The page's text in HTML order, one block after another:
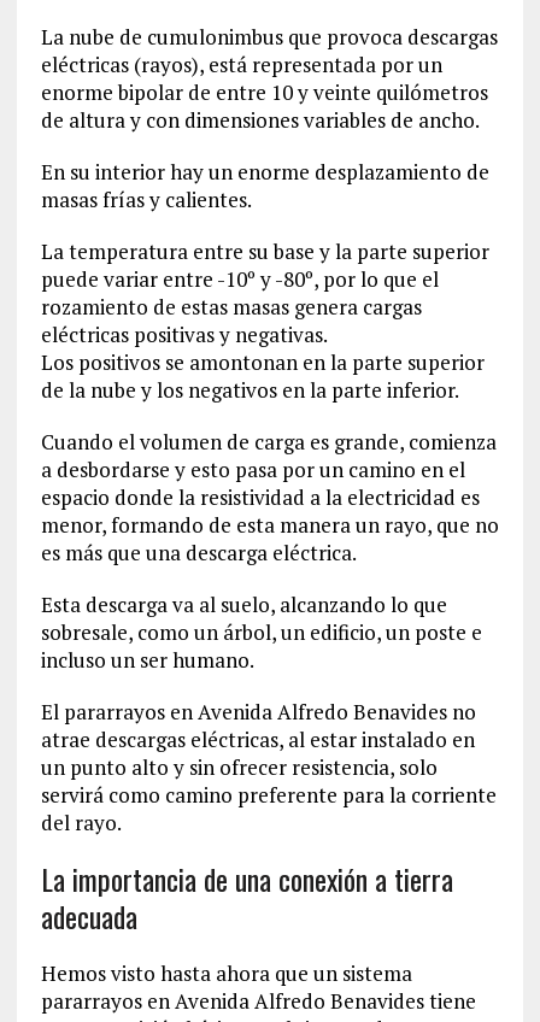
La nube de cumulonimbus que provoca descargas
eléctricas (rayos), está representada por un
enorme bipolar de entre 10 y veinte quilómetros
de altura y con dimensiones variables de ancho.
En su interior hay un enorme desplazamiento de
masas frías y calientes.
La temperatura entre su base y la parte superior
puede variar entre -10º y -80º, por lo que el
rozamiento de estas masas genera cargas
eléctricas positivas y negativas.
Los positivos se amontonan en la parte superior
de la nube y los negativos en la parte inferior.
Cuando el volumen de carga es grande, comienza
a desbordarse y esto pasa por un camino en el
espacio donde la resistividad a la electricidad es
menor, formando de esta manera un rayo, que no
es más que una descarga eléctrica.
Esta descarga va al suelo, alcanzando lo que
sobresale, como un árbol, un edificio, un poste e
incluso un ser humano.
El pararrayos en Avenida Alfredo Benavides no
atrae descargas eléctricas, al estar instalado en
un punto alto y sin ofrecer resistencia, solo
servirá como camino preferente para la corriente
del rayo.
La importancia de una conexión a tierra
adecuada
Hemos visto hasta ahora que un sistema
pararrayos en Avenida Alfredo Benavides tiene